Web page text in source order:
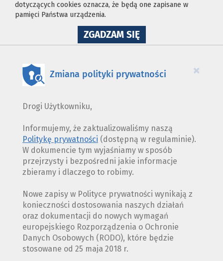
dotyczących cookies oznacza, że będą one zapisane w
pamięci Państwa urządzenia.
ZGADZAM SIĘNA
WYKORZYSTANIE
×
Zmiana polityki prywatności
Drogi Użytkowniku,
Informujemy, że zaktualizowaliśmy naszą
Politykę prywatności (dostępną w regulaminie).
W dokumencie tym wyjaśniamy w sposób
przejrzysty i bezpośredni jakie informacje
zbieramy i dlaczego to robimy.
Nowe zapisy w Polityce prywatności wynikają z
konieczności dostosowania naszych działań
oraz dokumentacji do nowych wymagań
europejskiego Rozporządzenia o Ochronie
Danych Osobowych (RODO), które będzie
stosowane od 25 maja 2018 r.